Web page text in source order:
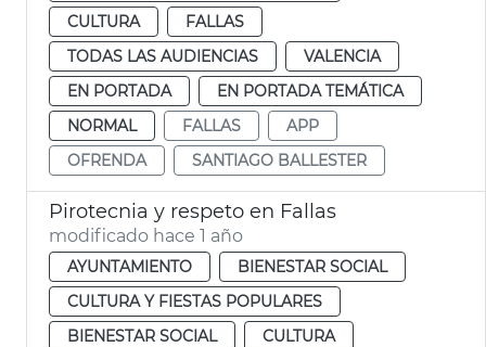
CULTURA
FALLAS
TODAS LAS AUDIENCIAS
VALENCIA
EN PORTADA
EN PORTADA TEMÁTICA
NORMAL
FALLAS
APP
OFRENDA
SANTIAGO BALLESTER
Pirotecnia y respeto en Fallas
modificado hace 1 año
AYUNTAMIENTO
BIENESTAR SOCIAL
CULTURA Y FIESTAS POPULARES
BIENESTAR SOCIAL
CULTURA